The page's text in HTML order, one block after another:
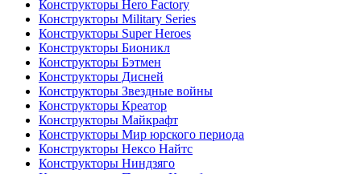
Конструкторы Hero Factory
Конструкторы Military Series
Конструкторы Super Heroes
Конструкторы Бионикл
Конструкторы Бэтмен
Конструкторы Дисней
Конструкторы Звездные войны
Конструкторы Креатор
Конструкторы Майкрафт
Конструкторы Мир юрского периода
Конструкторы Нексо Найтс
Конструкторы Ниндзяго